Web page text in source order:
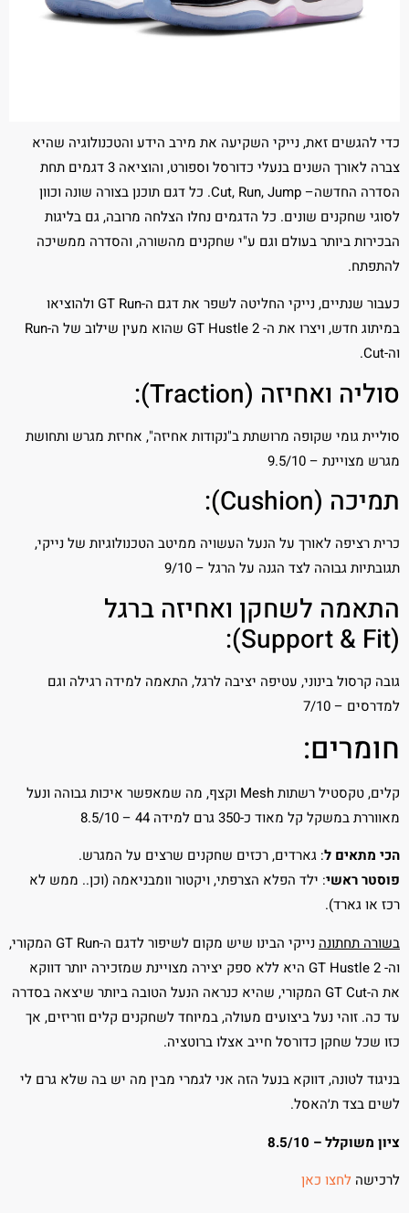
כדי להגשים זאת, נייקי השקיעה את מירב הידע והטכנולוגיה שהיא
צברה לאורך השנים בנעלי כדורסל וספורט, והוציאה 3 דגמים תחת
הסדרה החדשה– Cut, Run, Jump. כל דגם תוכנן בצורה שונה וכוון
לסוגי שחקנים שונים. כל הדגמים נחלו הצלחה מרובה, גם בליגות
הבכירות ביותר בעולם וגם ע"י שחקנים מהשורה, והסדרה ממשיכה
להתפתח.
כעבור שנתיים, נייקי החליטה לשפר את דגם ה-GT Run ולהוציאו
במיתוג חדש, ויצרו את ה- GT Hustle 2 שהוא מעין שילוב של ה-Run
וה-Cut.
סוליה ואחיזה (Traction):
סוליית גומי שקופה מרושתת ב"נקודות אחיזה", אחיזת מגרש ותחושת
מגרש מצויינת – 9.5/10
תמיכה (Cushion):
כרית רציפה לאורך על הנעל העשויה ממיטב הטכנולוגיות של נייקי,
תגובתיות גבוהה לצד הגנה על הרגל – 9/10
התאמה לשחקן ואחיזה ברגל
(Support & Fit):
גובה קרסול בינוני, עטיפה יציבה לרגל, התאמה למידה רגילה וגם
למדרסים – 7/10
חומרים:
קלים, טקסטיל רשתות Mesh וקצף, מה שמאפשר איכות גבוהה ונעל
מאווררת במשקל קל מאוד כ-350 גרם למידה 44 – 8.5/10
הכי מתאים ל: גארדים, רכזים שחקנים שרצים על המגרש.
פוסטר ראשי: ילד הפלא הצרפתי, ויקטור וומבניאמה (וכן.. ממש לא
רכז או גארד).
בשורה תחתונה
נייקי הבינו שיש מקום לשיפור לדגם ה-GT Run המקורי,
וה- GT Hustle 2 היא ללא ספק יצירה מצויינת שמזכירה יותר דווקא
את ה-GT Cut המקורי, שהיא כנראה הנעל הטובה ביותר שיצאה בסדרה
עד כה. זוהי נעל ביצועים מעולה, במיוחד לשחקנים קלים וזריזים, אך
כזו שכל שחקן כדורסל חייב אצלו ברוטציה.
בניגוד לטונה, דווקא בנעל הזה אני לגמרי מבין מה יש בה שלא גרם לי
לשים בצד ת׳האסל.
ציון משוקלל – 8.5/10
לרכישה לחצו כאן